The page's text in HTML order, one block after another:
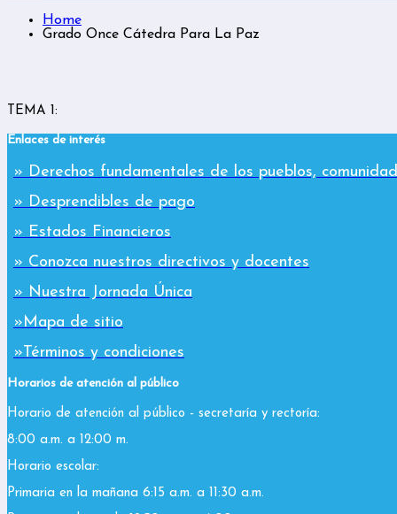
Home
Grado Once Cátedra Para La Paz
TEMA 1:
Enlaces de interés
» Derechos fundamentales de los pueblos,
» Desprendibles de pago
» Estados Financieros
» Conozca nuestros directivos y docentes
» Nuestra Jornada Única
»Mapa de sitio
»Términos y condiciones
Horarios de atención al público
Horario de atención al público - secretaría y rectoría:
8:00 a.m. a 12:00 m.
Horario escolar:
Primaria en la mañana 6:15 a.m. a 11:30 a.m.